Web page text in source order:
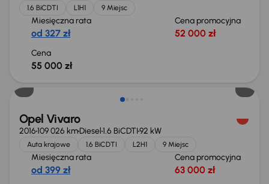
1.6 BiCDTI L1H1 9 Miejsc
Miesięczna rata
od 327 zł
Cena promocyjna
52 000 zł
Cena
55 000 zł
Taniej o 1 000 zł
Opel Vivaro
2016109 026 kmDiesel1.6 BiCDTI92 kW
Auta krajowe 1.6 BiCDTI L2H1 9 Miejsc
Miesięczna rata
od 399 zł
Cena promocyjna
63 000 zł